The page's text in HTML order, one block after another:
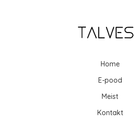
Home
E-pood
Meist
Kontakt